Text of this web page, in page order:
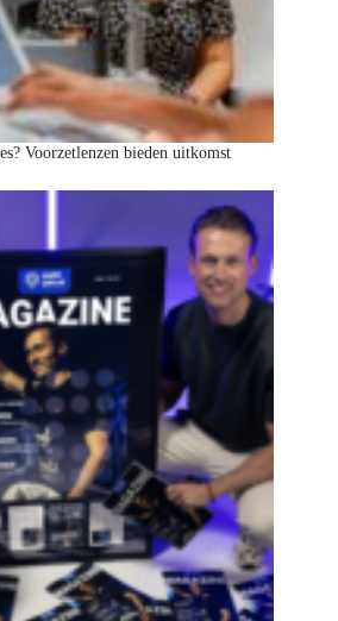
Voorzetlenzen bieden uitkomst